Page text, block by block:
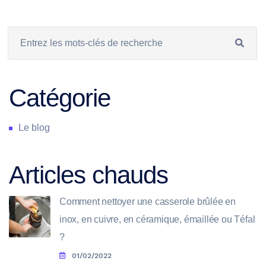
Catégorie
Le blog
Articles chauds
Comment nettoyer une casserole brûlée en
inox, en cuivre, en céramique, émaillée ou Téfal
?
01/02/2022